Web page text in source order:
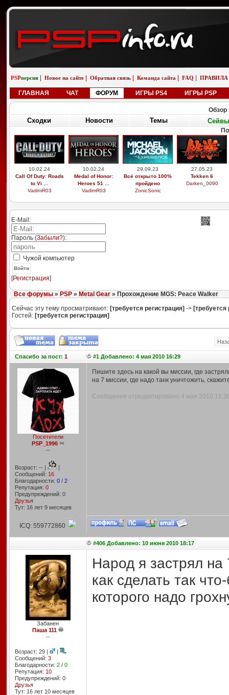
PSPверсия Новое на сайте Обратная связь Команда сайта FAQ ПРАВИЛА
ГЛАВНАЯ ЧАТ ФОРУМ ИГРЫ PS4 ИГРЫ PSP
Обзор
Сходки Новости Темы Сейвы
10.02.24
Call Of Duty: Roads
to Vi ...
VadimR03
10.02.24
Medal of Honor:
Heroes 51 ...
VadimR03
29.09.23
Всё открыто 100%
пройдено
ZonicSonic
27.05.23
Tekken 6
Darken_0090
E-Mail:
Пароль (Забыли?):
Чужой компьютер
Войти
[Регистрация]
Все форумы» PSP» Metal Gear» Прохождение MGS: Peace Walker
Сейчас эту тему просматривают: [требуется регистрация] -> [требуется
Гостей: [требуется регистрация]
Спасибоза пост: 1 #1 Добавлено: 4 мая 2010 16:29
Посетители
PSP_1996
--
Возраст: -- |
|
Сообщений: 16
Благодарности: 0/ 2
Репутация: 0
Предупреждений: 0
Друзья
Тут: 16 лет 9 месяцев
Пишите здесь на какой вы миссии, где
на 7 миссии, где надо танк уничтожить,
Сообщение отредактировано 4 мая 2010
ICQ: 559772860
#406 Добавлено: 10 июня 2010 18:17
Забанен
Паша 111
--
Возраст: 29 |
|
Сообщений: 3
Благодарности: 2/ 0
Репутация: 10
Предупреждений: 0
Друзья
Тут: 16 лет 10 месяцев
Народ я застрял
как сделать так
которого надо